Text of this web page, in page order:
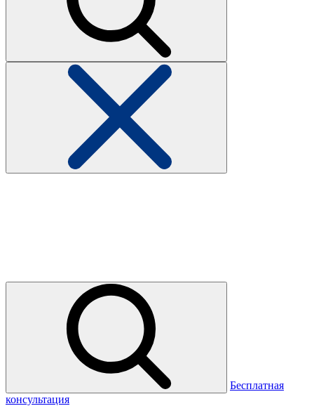
Бесплатная
консультация